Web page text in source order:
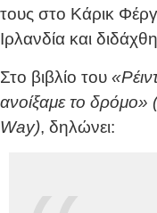
τους στο Κάρικ
Ιρλανδία και
Στο βιβλίο του
ανοίξαμε το
Way), δηλώνει: